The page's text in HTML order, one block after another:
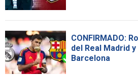
CONFIRMADO:
del Real Madrid
Barcelona